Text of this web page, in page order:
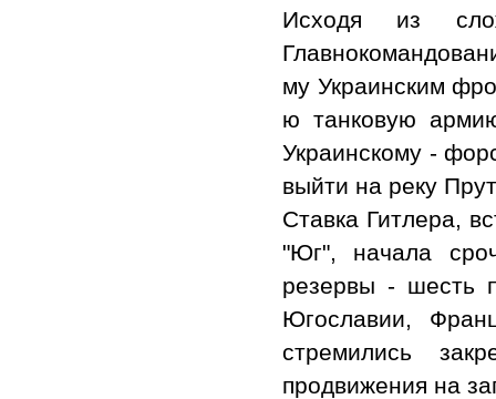
Исходя из
му Украинским
ю танковую
Украинскому -
выйти на реку
Ставка Гитлера,
"Юг", начала
резервы - шесть
Югославии,
стремились
продвижения на